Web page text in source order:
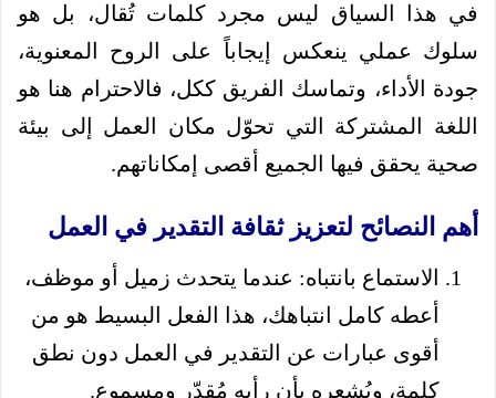
في هذا السياق ليس مجرد كلمات تُقال، بل هو
سلوك عملي ينعكس إيجاباً على الروح المعنوية،
جودة الأداء، وتماسك الفريق ككل، فالاحترام هنا هو
اللغة المشتركة التي تحوّل مكان العمل إلى بيئة
صحية يحقق فيها الجميع أقصى إمكاناتهم.
أهم النصائح لتعزيز ثقافة التقدير في العمل
الاستماع بانتباه: عندما يتحدث زميل أو موظف،
أعطه كامل انتباهك، هذا الفعل البسيط هو من
أقوى عبارات عن التقدير في العمل دون نطق
كلمة، ويُشعره بأن رأيه مُقدّر ومسموع.